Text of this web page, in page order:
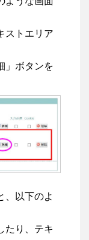
ストエリア
」ボタンを
、以下のよ
たり、テキ